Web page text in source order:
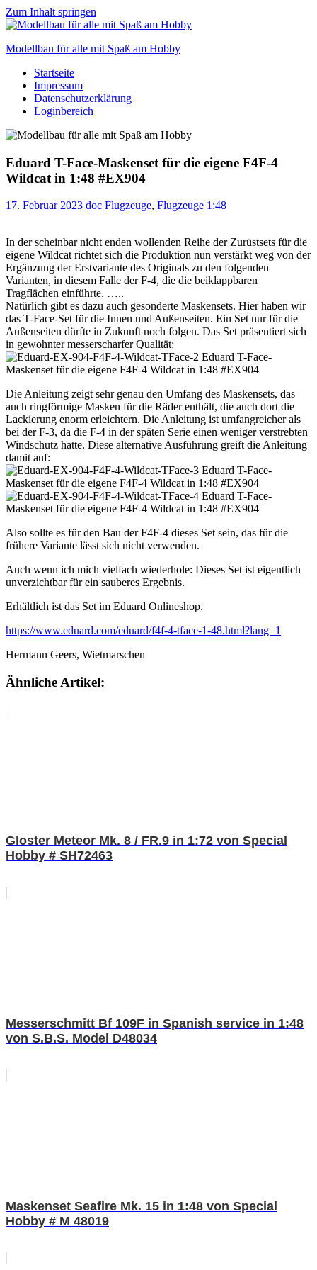
Zum Inhalt springen
Modellbau für alle mit Spaß am Hobby
Scale
modelling
to
Startseite
Impressum
Datenschutzerklärung
Loginbereich
Eduard T-Face-Maskenset für die eigene F4F-4
Wildcat in 1:48 #EX904
17. Februar 2023 doc Flugzeuge, Flugzeuge 1:48
In der scheinbar nicht enden wollenden Reihe der Zurüstsets für die
eigene Wildcat richtet sich die Produktion nun verstärkt weg von der
Ergänzung der Erstvariante des Originals zu den folgenden
Varianten, in diesem Falle der F-4, die die beiklappbaren
Tragflächen einführte. …..
Natürlich gibt es dazu auch gesonderte Maskensets. Hier haben wir
das T-Face-Set für die Innen und Außenseiten. Ein Set nur für die
Außenseiten dürfte in Zukunft noch folgen. Das Set präsentiert sich
in gewohnter messerscharfer Qualität:
Die Anleitung zeigt sehr genau den Umfang des Maskensets, das
auch ringförmige Masken für die Räder enthält, die auch dort die
Lackierung enorm erleichtern. Die Anleitung ist umfangreicher als
bei der F-3, da die F-4 in der späten Serie einen weniger verstrebten
Windschutz hatte. Diese alternative Ausführung greift die Anleitung
damit auf:
Also sollte es für den Bau der F4F-4 dieses Set sein, das für die
frühere Variante lässt sich nicht verwenden.
Auch wenn ich mich vielfach wiederhole: Dieses Set ist eigentlich
unverzichtbar für ein sauberes Ergebnis.
Erhältlich ist das Set im Eduard Onlineshop.
https://www.eduard.com/eduard/f4f-4-tface-1-48.html?lang=1
Hermann Geers, Wietmarschen
Ähnliche Artikel:
Gloster Meteor Mk. 8 / FR.9 in 1:72 von Special
Hobby # SH72463
Messerschmitt Bf 109F in Spanish service in 1:48
von S.B.S. Model D48034
Maskenset Seafire Mk. 15 in 1:48 von Special
Hobby # M 48019